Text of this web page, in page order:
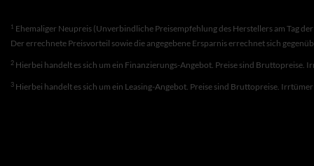
1 Ehemaliger Neupreis (Unverbindliche Preisempfehlung des Herstellers am Tag
Der errechnete Preisvorteil sowie die angegebene Ersparnis errechnet sich
2 Hierbei handelt es sich um ein Finanzierungs-Angebot. Preise sind Bruttopreise.
3 Hierbei handelt es sich um ein Leasing-Angebot. Preise sind Bruttopreise.